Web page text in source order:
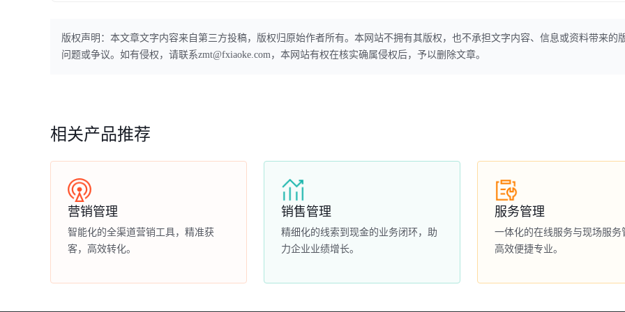
版权声明：本文章文字内容来自第三方投稿，版权归原始作者所有。本网站不拥有其版权，也不承担文字内容、信息或资料带来的
问题或争议。如有侵权，请联系zmt@fxiaoke.com，本网站有权在核实确属侵权后，予以删除文章。
相关产品推荐
营销管理
智能化的全渠道营销工具，精准获
客，高效转化。
销售管理
精细化的线索到现金的业务闭环，助
力企业业绩增长。
服务管理
一体化的在线服务与现场服务
高效便捷专业。